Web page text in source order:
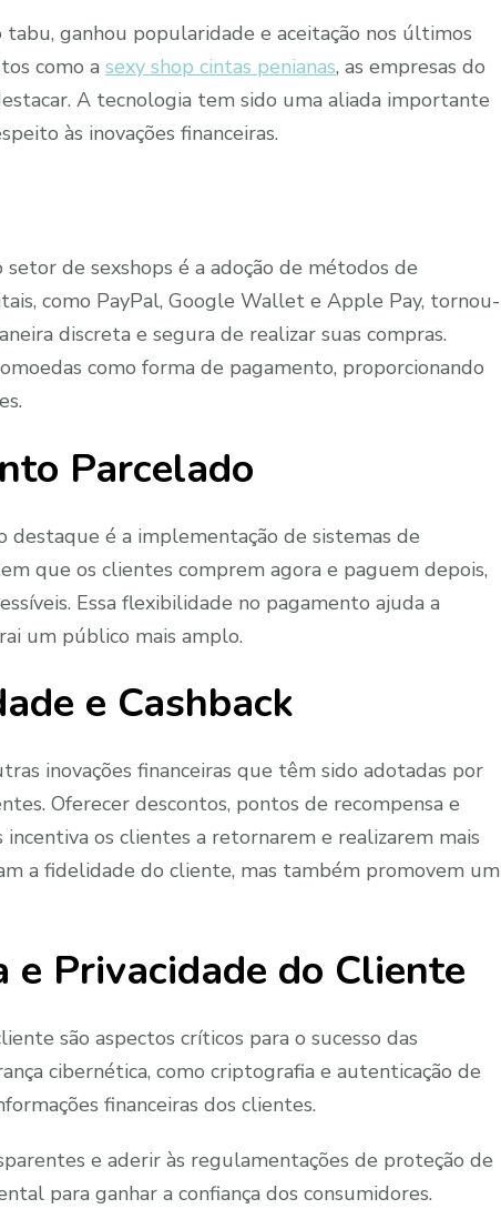
tabu, ganhou popularidade e aceitação nos últimos
como a sexy shop cintas penianas, as empresas do
A tecnologia tem sido uma aliada importante
às inovações financeiras.
de sexshops é a adoção de métodos de
como PayPal, Google Wallet e Apple Pay, tornou-
discreta e segura de realizar suas compras.
como forma de pagamento, proporcionando
Parcelado
destaque é a implementação de sistemas de
que os clientes comprem agora e paguem depois,
Essa flexibilidade no pagamento ajuda a
um público mais amplo.
e Cashback
inovações financeiras que têm sido adotadas por
Oferecer descontos, pontos de recompensa e
os clientes a retornarem e realizarem mais
a fidelidade do cliente, mas também promovem um
e Privacidade do Cliente
são aspectos críticos para o sucesso das
cibernética, como criptografia e autenticação de
financeiras dos clientes.
e aderir às regulamentações de proteção de
para ganhar a confiança dos consumidores.